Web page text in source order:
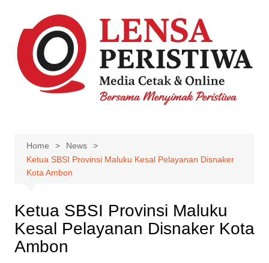
content
Home
News
Ketua SBSI Provinsi Maluku Kesal Pelayanan Disnaker
Kota Ambon
Ketua SBSI Provinsi Maluku
Kesal Pelayanan Disnaker Kota
Ambon